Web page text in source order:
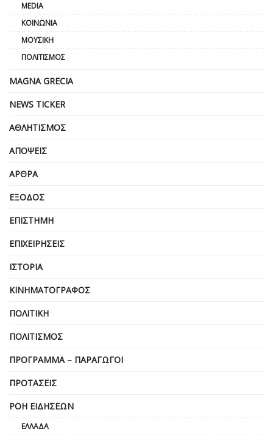
MEDIA
ΚΟΙΝΩΝΊΑ
ΜΟΥΣΙΚΉ
ΠΟΛΙΤΙΣΜΌΣ
MAGNA GRECIA
NEWS TICKER
ΑΘΛΗΤΙΣΜΌΣ
ΑΠΌΨΕΙΣ
ΆΡΘΡΑ
ΈΞΟΔΟΣ
ΕΠΙΣΤΉΜΗ
ΕΠΙΧΕΙΡΗΣΕΙΣ
ΙΣΤΟΡΊΑ
ΚΙΝΗΜΑΤΟΓΡΆΦΟΣ
ΠΟΛΙΤΙΚΉ
ΠΟΛΙΤΙΣΜΌΣ
ΠΡΌΓΡΑΜΜΑ – ΠΑΡΑΓΩΓΟΊ
ΠΡΟΤΆΣΕΙΣ
ΡΟΉ ΕΙΔΉΣΕΩΝ
ΕΛΛΆΔΑ